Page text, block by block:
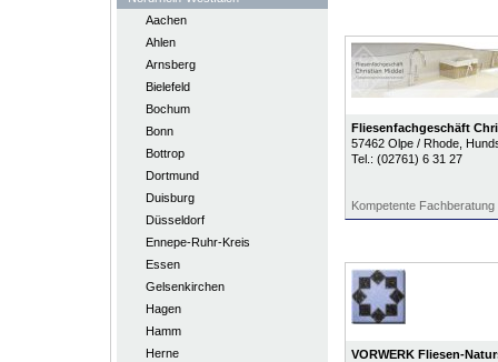
Aachen
Ahlen
Arnsberg
Bielefeld
Bochum
Bonn
Bottrop
Dortmund
Duisburg
Düsseldorf
Ennepe-Ruhr-Kreis
Essen
Gelsenkirchen
Hagen
Hamm
Herne
Fliesenfachgeschäft
57462 Olpe / Rhode,
Tel.: (02761) 6 31 27
Kompetente
VORWERK Fliesen-